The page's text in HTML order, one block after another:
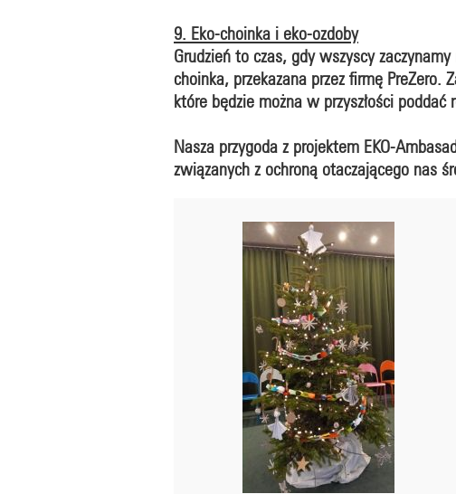
9. Eko-choinka i eko-ozdoby
Grudzień to czas, gdy wszyscy
choinka, przekazana przez firmę PreZero.
które będzie można w przyszłości poddać
Nasza przygoda z projektem EKO-
związanych z ochroną otaczającego nas